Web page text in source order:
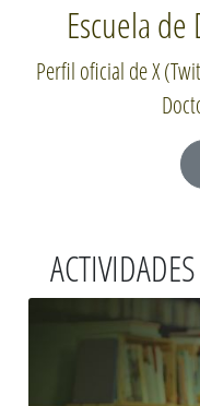
Escuela
Perfil oficial de X